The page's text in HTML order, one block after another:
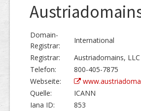
Domain-
Registrar:
International
Registrar:
Austriadomains, LLC
Telefon:
800-405-7875
Webseite:
Quelle:
ICANN
Iana ID:
853